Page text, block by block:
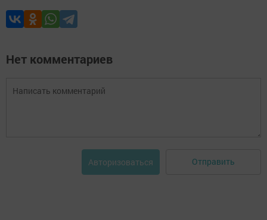
Нет комментариев
Авторизоваться Отправить